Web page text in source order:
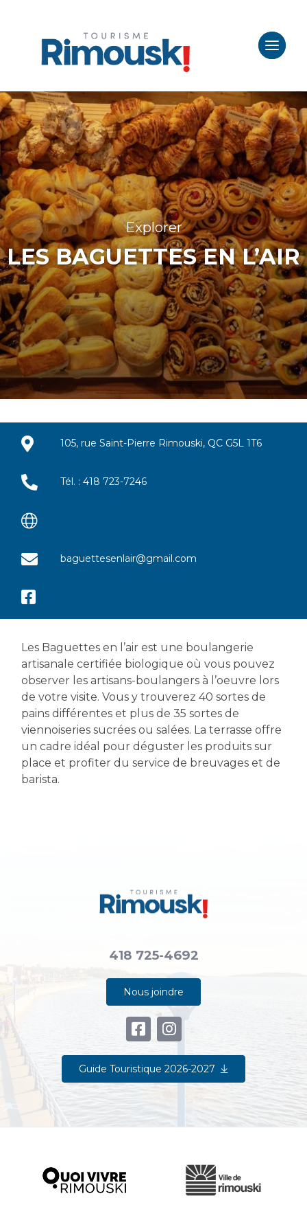
Explorer
LES BAGUETTES EN L’AIR
Les Baguettes en l’air est une boulangerie
artisanale certifiée biologique où vous pouvez
observer les artisans-boulangers à l’oeuvre lors
de votre visite. Vous y trouverez 40 sortes de
pains différentes et plus de 35 sortes de
viennoiseries sucrées ou salées. La terrasse offre
un cadre idéal pour déguster les produits sur
place et profiter du service de breuvages et de
barista.
105, rue Saint-Pierre Rimouski, QC G5L 1T6
Tél. : 418 723-7246
baguettesenlair@gmail.com
418 725-4692
Nous joindre
Guide Touristique 2026-2027